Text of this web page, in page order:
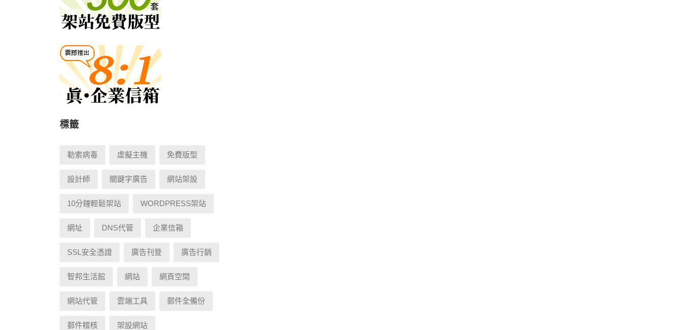
標籤
勒索病毒 虛擬主機 免費版型
設計師 關鍵字廣告 網站架設
10分鐘輕鬆架站 WORDPRESS架站
網址 DNS代管 企業信箱
SSL安全憑證 廣告刊登 廣告行銷
智邦生活館 網站 網頁空間
網站代管 雲端工具 郵件全備份
郵件稽核 架設網站